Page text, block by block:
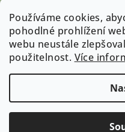
Používáme cookies,
pohodlné prohlížení
webu neustále
použitelnost. Více
Registrace se vyplatí!
Pamlsky na míru
Nepřevzaté dobírky
Copyright 2026